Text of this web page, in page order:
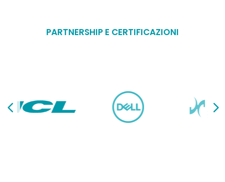
PARTNERSHIP E CERTIFICAZIONI